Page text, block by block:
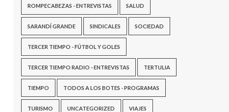
ROMPECABEZAS - ENTREVISTAS SALUD
SARANDÍ GRANDE SINDICALES SOCIEDAD
TERCER TIEMPO - FÚTBOL Y GOLES
TERCER TIEMPO RADIO - ENTREVISTAS TERTULIA
TIEMPO TODOS A LOS BOTES - PROGRAMAS
TURISMO UNCATEGORIZED VIAJES